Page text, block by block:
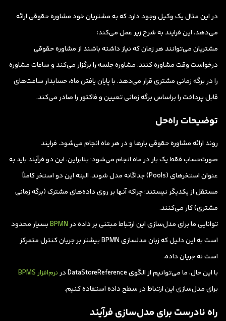
در این مثال یک وکیل وجود دارد که به مشتریان خود مشاوره حقوقی ارائه
می‌دهد. این فرایند به شرح زیر عمل می‌کند:
مشتریان می‌توانند هر زمان که نیاز داشته باشند از مشاوره حقوقی
درخواست وقت مشاوره کنند. مشاوره جلسه را برگزار می‌کند و ساعات مشاوره
را در برگه زمانی مشتری قرار می‌دهد. با پایان یافتن ماه، حسابدار ساعت‌های
قابل پرداخت را براساس برگه زمانی تعیین و فاکتور را صادر می‌کند.
توضیحات راه‌حل
روند ارائه مشاوره حقوقی بارها و در هر ماه انجام می‌شود. فرایند
صورت‌حساب فقط یک بار در ماه انجام می‌شود؛ بنابراین، این دو فرآیند باید به
عنوان استخر‌های (Pools) جداگانه مدل شوند. البته این دو استخر کاملاً
مستقل از یکدیگر نیستند؛ چراکه آنها بر روی داده‌های مشترک (برگه زمانی
مشتری) کار می‌‎کنند.
توانایی ما برای مدل‌سازی این ارتباط مبتنی بر داده در BPMNبسیار محدود
است به این دلیل که زبان مدلسازی BPMN بیشتر بر جریان کنترل متمرکز
است نه جریان داده.
با این حال، ما می‌توانیم از الگوی DataStoreReference در
نرم‌افزار BPMS
برای مدل‌سازی این ارتباط در سطح داده استفاده کنیم.
راه نادرست برای مدل‌سازی فرآیند